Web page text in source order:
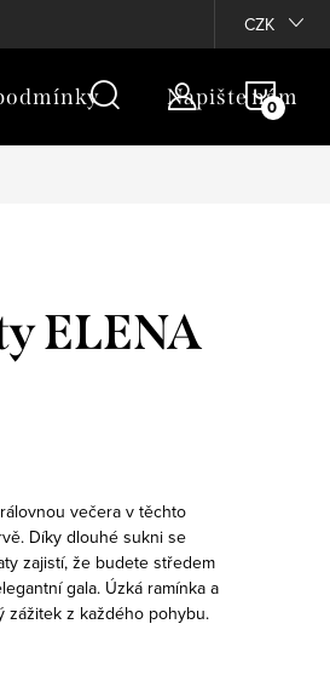
CZK
Napište nám
ELENA
večera v těchto
Díky dlouhé sukni se
zajistí, že budete středem
gala. Úzká ramínka a
z každého pohybu.